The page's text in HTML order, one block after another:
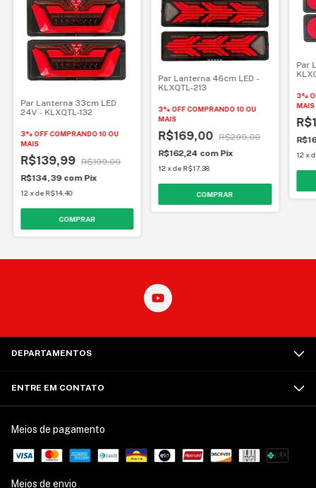
Par Lanterna 33cm LED
24V - KLXQTL-132
3% OFFCOMPRANDO 10 OU
MAIS
R$139,99 R$199,00
R$134,39 com Pix
12xdeR$14,40
Par Lanterna 46cm LED -
KLXQTL-213
3% OFFCOMPRANDO 10 OU
MAIS
R$169,00
R$299,00
R$162,24 com Pix
12 xdeR$17,38
Par
3%
MAIS
12x
DEPARTAMENTOS
ENTRE EM CONTATO
Meios de pagamento
Meios de envio